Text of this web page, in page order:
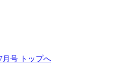
月号 トップへ